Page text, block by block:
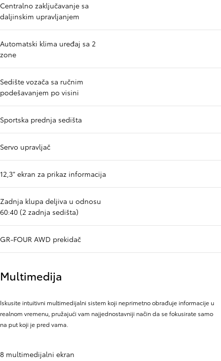
Centralno zaključavanje sa
daljinskim upravljanjem
Automatski klima uređaj sa 2
zone
Sedište vozača sa ručnim
podešavanjem po visini
Sportska prednja sedišta
Servo upravljač
12,3" ekran za prikaz informacija
Zadnja klupa deljiva u odnosu
60:40 (2 zadnja sedišta)
GR-FOUR AWD prekidač
Multimedija
Iskusite intuitivni multimedijalni sistem koji neprimetno obrađuje informacije u
realnom vremenu, pružajući vam najjednostavniji način da se fokusirate samo
na put koji je pred vama.
8 multimedijalni ekran